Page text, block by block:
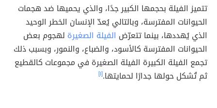
تتميز الفيلة بحجمها الكبير جدًا، والذي يحميها ضد هجمات
الحيوانات المفترسة، وبالتالي يُعدّ الإنسان الخطر الوحيد
الذي يُهددها، بينما تتعرّض الفيلة الصغيرة لهجوم بعض
الحيوانات المفترسة كالأسود، والضباع، والنمور، وبسبب ذلك
تجمع الفيلة الكبيرة الفيلة الصغيرة في مجموعات كالقطيع
ثم تُشكل حولها جدارًا لحمايتها.[١]